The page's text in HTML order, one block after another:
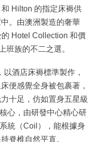
Hilton 的指定床褥供
。由澳洲製造的奢華
Hotel Collection 和價
班族的不二之選。
酒店床褥標準製作，
便感覺全身被包裹著，
十足，仿如置身五星級
心，由研發中心精心研
統（Coil），能根據身
脊椎自然平直。